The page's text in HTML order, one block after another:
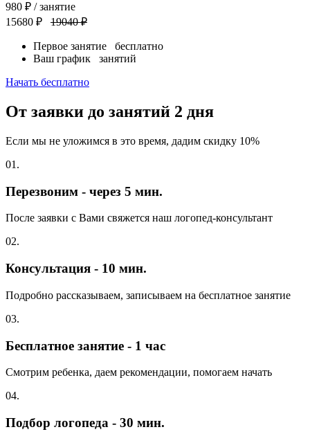
980 ₽ / занятие
15680 ₽
19040 ₽
Первое занятие бесплатно
Ваш график занятий
Начать бесплатно
От заявки до занятий 2 дня
Если мы не уложимся в это время, дадим скидку 10%
01.
Перезвоним - через 5 мин.
После заявки с Вами свяжется наш логопед-консультант
02.
Консультация - 10 мин.
Подробно рассказываем, записываем на бесплатное занятие
03.
Бесплатное занятие - 1 час
Смотрим ребенка, даем рекомендации, помогаем начать
04.
Подбор логопеда - 30 мин.